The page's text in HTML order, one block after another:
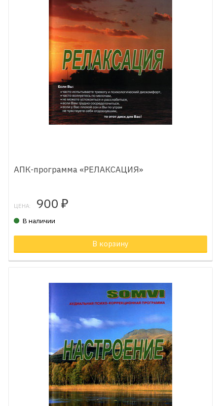
АПК-программа «РЕЛАКСАЦИЯ»
ЦЕНА: 900 ₽
В наличии
В корзину